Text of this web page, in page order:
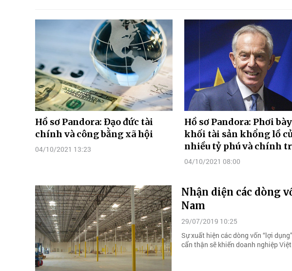
Hồ sơ Pandora: Đạo đức tài
chính và công bằng xã hội
04/10/2021 13:23
Hồ sơ Pandora: Phơi
khối tài sản khổng lồ
nhiều tỷ phú và chính
04/10/2021 08:00
Nhận diện các dòng
Nam
29/07/2019 10:25
Sự xuất hiện các dòng vốn “lợi
cẩn thận sẽ khiến doanh nghiệp